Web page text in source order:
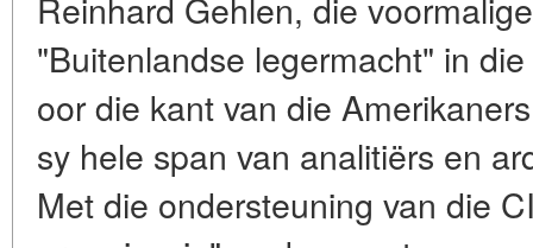
"Buitenlandse legermacht" in
oor die kant van die
sy hele span van analitiërs en
Met die ondersteuning van die